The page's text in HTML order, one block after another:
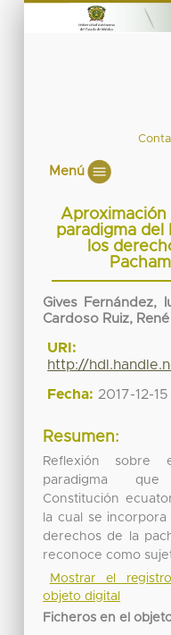
Menú
Aproximación
paradigma del
los
Gives Fernández,
Cardoso Ruiz,
URI:
http://
Fecha: 2017-12-15
Resumen:
Reflexión sobre
paradigma
Constitución
la cual se
derechos de la
reconoce como
Mostrar el
objeto digital
Ficheros en el